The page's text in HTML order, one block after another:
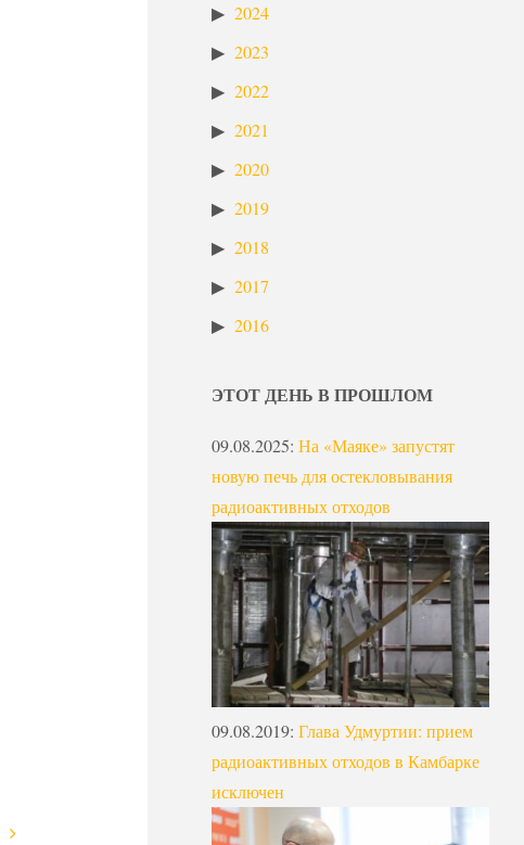
2024
2023
2022
2021
2020
2019
2018
2017
2016
ЭТОТ ДЕНЬ В ПРОШЛОМ
09.08.2025: На «Маяке» запустят
новую печь для остекловывания
радиоактивных отходов
09.08.2019: Глава Удмуртии: прием
радиоактивных отходов в Камбарке
исключен